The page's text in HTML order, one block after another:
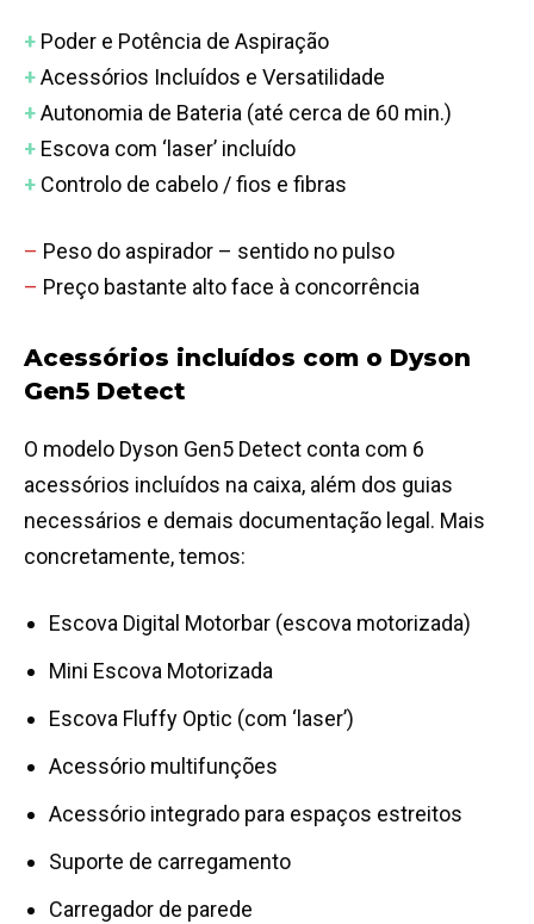
+ Poder e Potência de Aspiração
+Acessórios Incluídos e Versatilidade
+Autonomia de Bateria (até cerca de 60 min.)
+ Escova com ‘laser’ incluído
+ Controlo de cabelo / fios e fibras
– Peso do aspirador – sentido no pulso
– Preço bastante alto face à concorrência
Acessórios incluídos com o Dyson
Gen5 Detect
O modelo Dyson Gen5 Detect conta com 6
acessórios incluídos na caixa, além dos guias
necessários e demais documentação legal. Mais
concretamente, temos:
Escova Digital Motorbar (escova motorizada)
Mini Escova Motorizada
Escova Fluffy Optic (com ‘laser’)
Acessório multifunções
Acessório integrado para espaços estreitos
Suporte de carregamento
Carregador de parede